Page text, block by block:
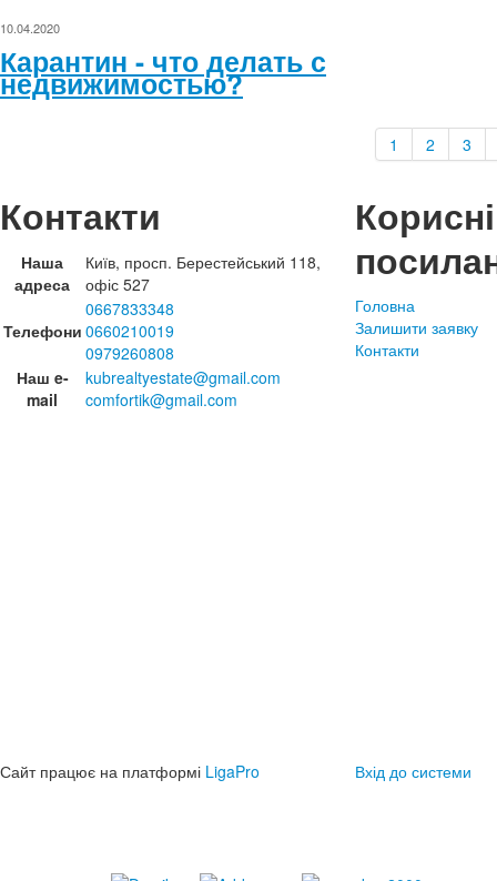
10.04.2020
Карантин - что делать с
недвижимостью?
1 2 3
Контакти
Наша
адреса
Київ, просп. Берестейський 118,
офіс 527
Телефони
0667833348
0660210019
0979260808
Наш e-
mail
kubrealtyestate@gmail.com
comfortik@gmail.com
Корисні
Головна
Залишити заявку
Контакти
Сайт працює на платформі LigaPro Вхід до системи